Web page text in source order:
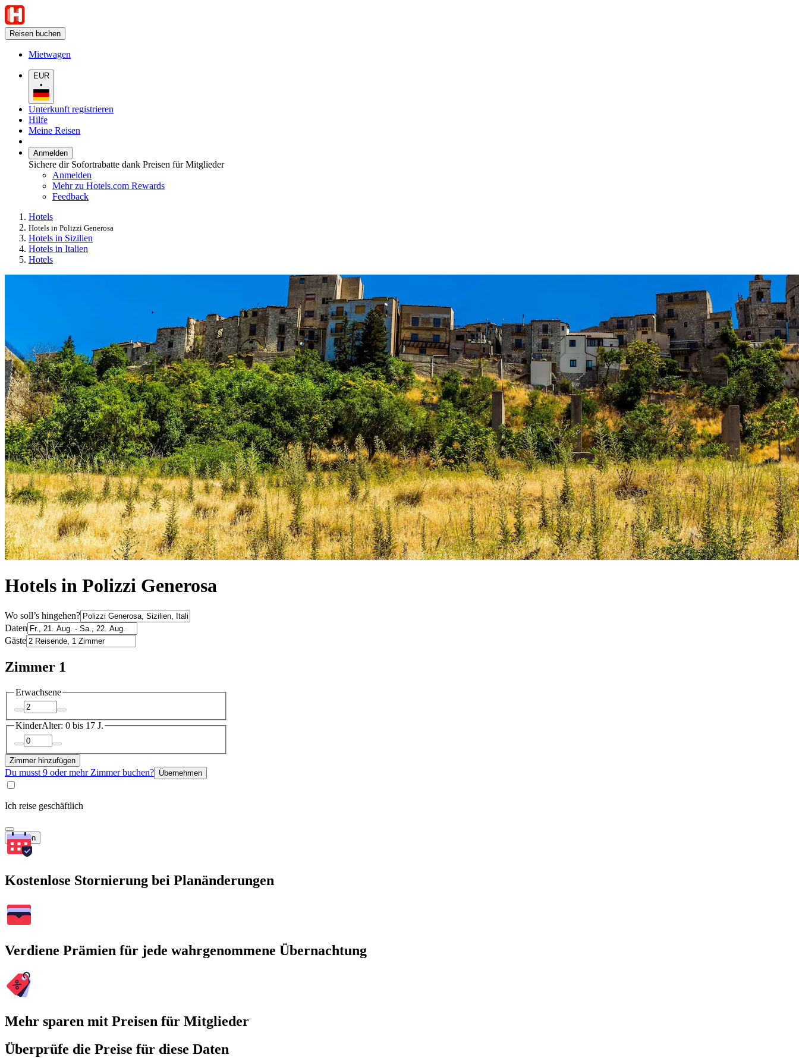
Reisen buchen
Mietwagen
EUR
•
Unterkunft registrieren
Hilfe
Meine Reisen
Anmelden
Sichere dir Sofortrabatte dank Preisen für Mitglieder
Anmelden
Mehr zu Hotels.com Rewards
Feedback
Hotels
Hotels in Polizzi Generosa
Hotels in Sizilien
Hotels in Italien
Hotels
Hotels in Polizzi Generosa
Wo soll’s hingehen?
Daten
Gäste
Zimmer 1
Erwachsene
KinderAlter: 0 bis 17 J.
Zimmer hinzufügen
Du musst 9 oder mehr Zimmer buchen? Übernehmen
Ich reise geschäftlich
Suchen
Kostenlose Stornierung bei Planänderungen
Verdiene Prämien für jede wahrgenommene Übernachtung
Mehr sparen mit Preisen für Mitglieder
Überprüfe die Preise für diese Daten